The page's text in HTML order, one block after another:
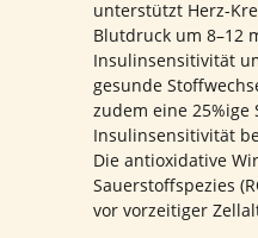
unterstützt Herz-
Blutdruck um 8–12
Insulinsensitivität
gesunde
zudem eine 25%ige
Insulinsensitivität
Die antioxidative
Sauerstoffspezies
vor vorzeitiger